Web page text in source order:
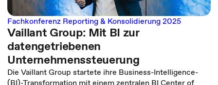
Fachkonferenz Reporting & Konsolidierung 2025
Vaillant Group: Mit BI zur
datengetriebenen
Unternehmenssteuerung
Die Vaillant Group startete ihre Business-Intelligence-
(BI)-Transformation mit einem zentralen BI Center of